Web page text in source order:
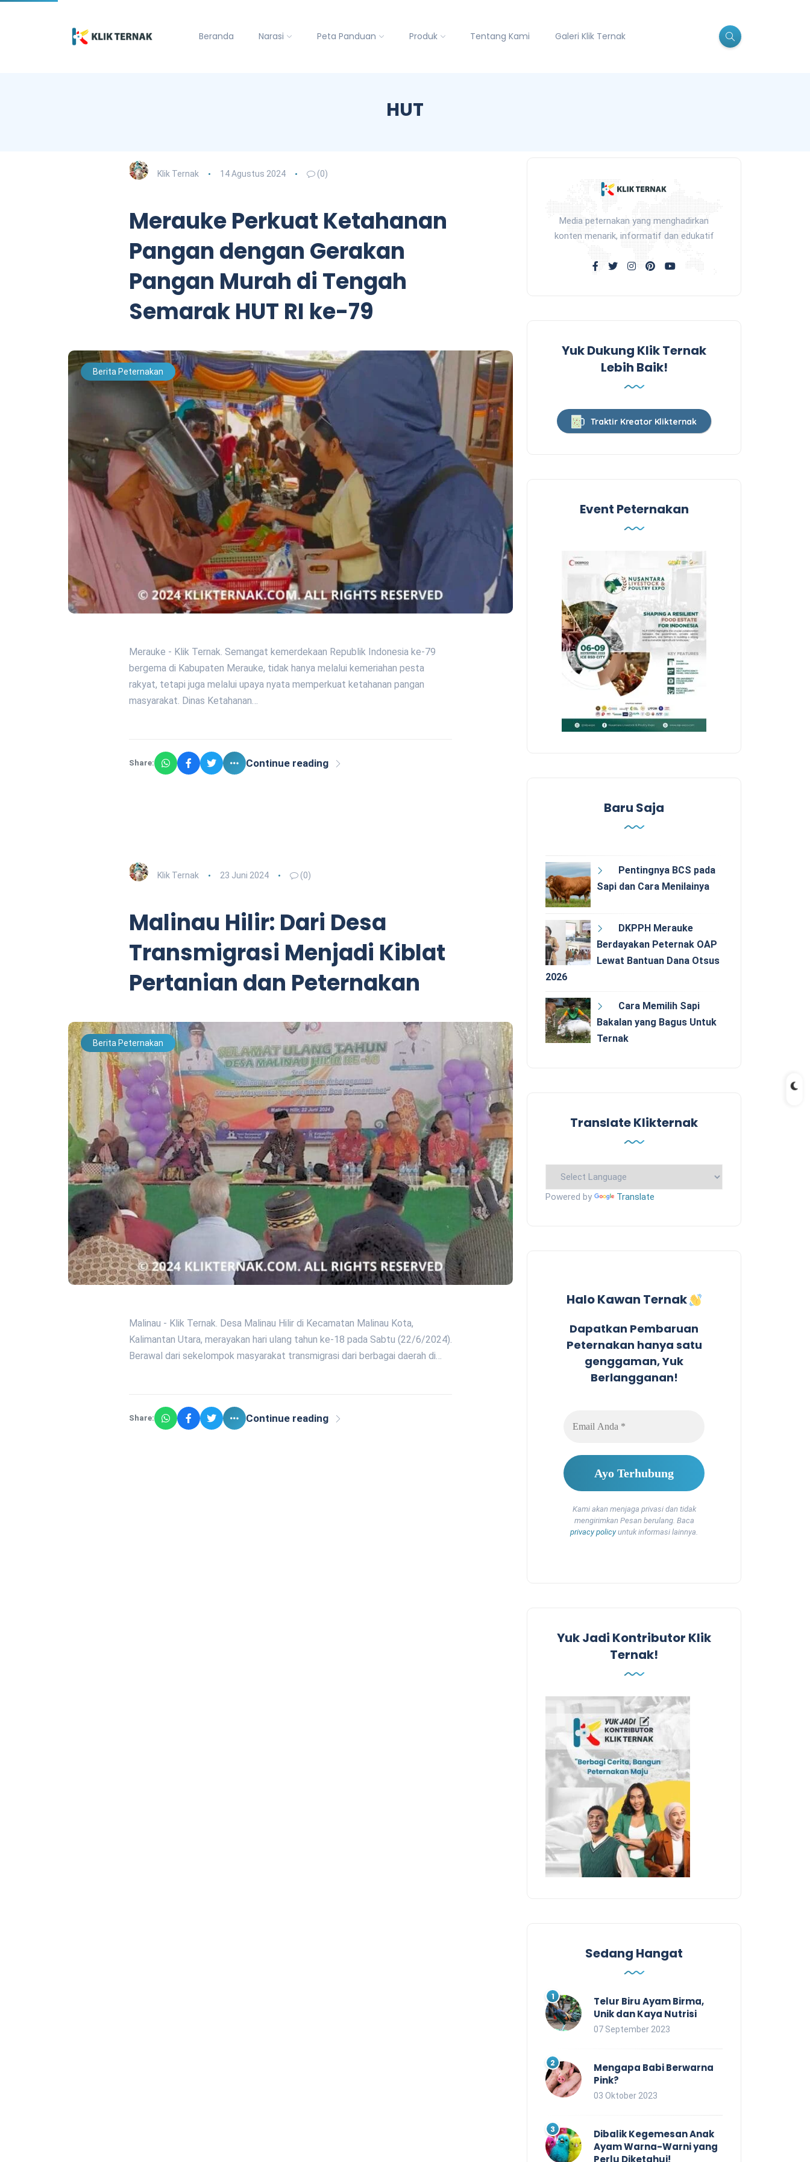
Beranda Narasi Peta Panduan Produk Tentang Kami Galeri Klik Ternak
HUT
Klik Ternak 14 Agustus 2024 (0)
Merauke Perkuat Ketahanan
Pangan dengan Gerakan
Pangan Murah di Tengah
Semarak HUT RI ke-79
Berita Peternakan
Merauke - Klik Ternak. Semangat kemerdekaan Republik Indonesia ke-79
bergema di Kabupaten Merauke, tidak hanya melalui kemeriahan pesta
rakyat, tetapi juga melalui upaya nyata memperkuat ketahanan pangan
masyarakat. Dinas Ketahanan…
Share: Continue reading
Klik Ternak 23 Juni 2024 (0)
Malinau Hilir: Dari Desa
Transmigrasi Menjadi Kiblat
Pertanian dan Peternakan
Berita Peternakan
Malinau - Klik Ternak. Desa Malinau Hilir di Kecamatan Malinau Kota,
Kalimantan Utara, merayakan hari ulang tahun ke-18 pada Sabtu (22/6/2024).
Berawal dari sekelompok masyarakat transmigrasi dari berbagai daerah di…
Share: Continue reading
Media peternakan yang menghadirkan
konten menarik, informatif dan edukatif
Yuk Dukung Klik Ternak
Lebih Baik!
Traktir Kreator Klikternak
Event Peternakan
Baru Saja
Pentingnya BCS pada
Sapi dan Cara Menilainya
DKPPH Merauke
Berdayakan Peternak OAP
Lewat Bantuan Dana Otsus
2026
Cara Memilih Sapi
Bakalan yang Bagus Untuk
Ternak
Translate Klikternak
Powered by Translate
Halo Kawan Ternak
Dapatkan Pembaruan
Peternakan hanya satu
genggaman, Yuk
Berlangganan!
Kami akan menjaga privasi dan tidak
mengirimkan Pesan berulang. Baca
privacy policyuntuk informasi lainnya.
Yuk Jadi Kontributor Klik
Ternak!
Sedang Hangat
Telur Biru Ayam Birma,
Unik dan Kaya Nutrisi
07 September 2023
Mengapa Babi Berwarna
Pink?
03 Oktober 2023
Dibalik Kegemesan Anak
Ayam Warna-Warni yang
Perlu Diketahui!